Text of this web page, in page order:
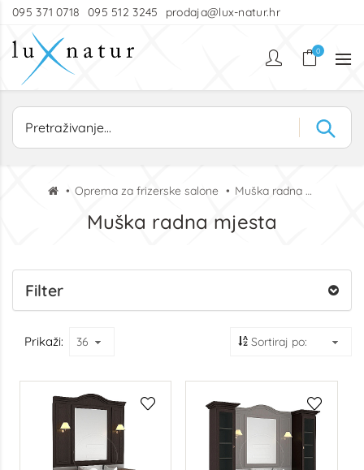
095 371 0718 095 512 3245 prodaja@lux-natur.hr
0
Oprema za frizerske salone Muška radna mjesta
Muška radna mjesta
Filter
Prikaži: